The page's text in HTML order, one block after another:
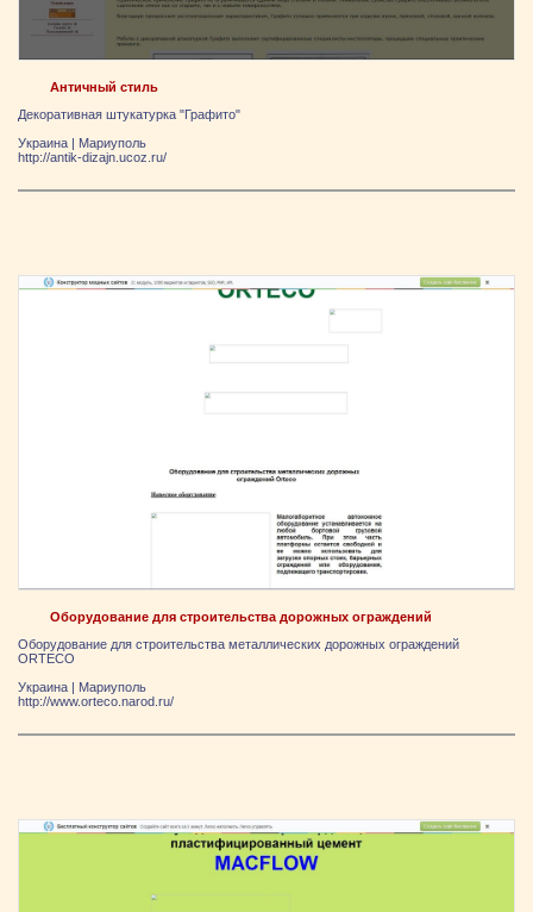
Античный стиль
Декоративная штукатурка "Графито"
Украина
Мариуполь
http://antik-dizajn.ucoz.ru/
Оборудование для строительства дорожных ограждений
Оборудование для строительства металлических дорожных ограждений
ORTECO
Украина | Мариуполь
http://www.orteco.narod.ru/